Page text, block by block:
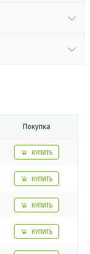
Покупка
КУПИТЬ
КУПИТЬ
КУПИТЬ
КУПИТЬ